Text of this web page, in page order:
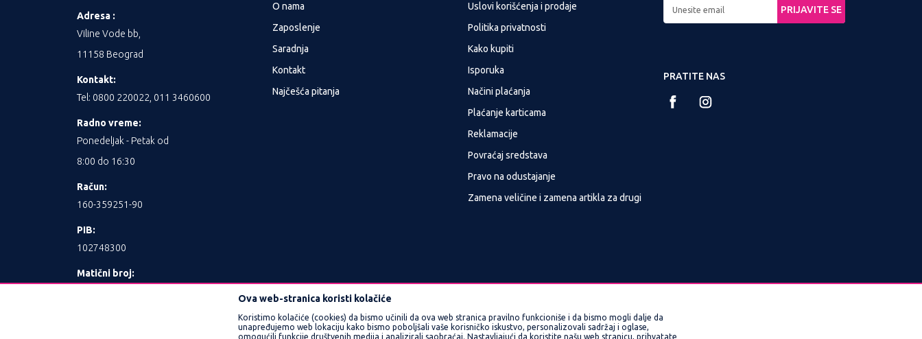
Adresa :
Viline Vode bb,
11158 Beograd
Kontakt:
Tel: 0800 220022, 011 3460600
Radno vreme:
Ponedeljak - Petak od
8:00 do 16:30
Račun:
160-359251-90
PIB:
102748300
Matični broj:
O nama
Zaposlenje
Saradnja
Kontakt
Najčešća pitanja
Uslovi korišćenja i prodaje
Politika privatnosti
Kako kupiti
Isporuka
Načini plaćanja
Plaćanje karticama
Reklamacije
Povraćaj sredstava
Pravo na odustajanje
Zamena veličine i zamena artikla za drugi
PRIJAVITE SE
PRATITE NAS
Ova web-stranica koristi kolačiće
Koristimo kolačiće (cookies) da bismo učinili da ova web stranica pravilno funkcioniše i da bismo mogli dalje da
unapređujemo web lokaciju kako bismo poboljšali vaše korisničko iskustvo, personalizovali sadržaj i oglase,
omogućili funkcije društvenih medija i analizirali saobraćaj. Nastavljajući da koristite našu web stranicu, prihvatate